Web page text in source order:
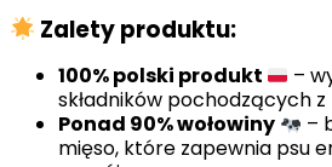
Zalety produktu:
100% polski produkt
–
składników pochodzących z
Ponad 90% wołowiny
–
mięso, które zapewnia psu